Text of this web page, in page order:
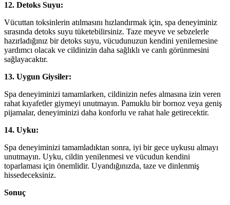
12. Detoks Suyu:
Vücuttan toksinlerin atılmasını hızlandırmak için, spa deneyiminiz
sırasında detoks suyu tüketebilirsiniz. Taze meyve ve sebzelerle
hazırladığınız bir detoks suyu, vücudunuzun kendini yenilemesine
yardımcı olacak ve cildinizin daha sağlıklı ve canlı görünmesini
sağlayacaktır.
13. Uygun Giysiler:
Spa deneyiminizi tamamlarken, cildinizin nefes almasına izin veren
rahat kıyafetler giymeyi unutmayın. Pamuklu bir bornoz veya geniş
pijamalar, deneyiminizi daha konforlu ve rahat hale getirecektir.
14. Uyku:
Spa deneyiminizi tamamladıktan sonra, iyi bir gece uykusu almayı
unutmayın. Uyku, cildin yenilenmesi ve vücudun kendini
toparlaması için önemlidir. Uyandığınızda, taze ve dinlenmiş
hissedeceksiniz.
Sonuç